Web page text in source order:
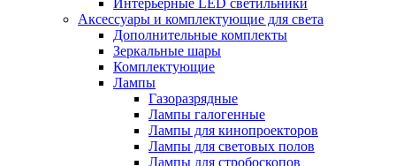
Интерьерные LED светильники
Аксессуары и комплектующие для света
Дополнительные комплекты
Зеркальные шары
Комплектующие
Лампы
Газоразрядные
Лампы галогенные
Лампы для кинопроекторов
Лампы для световых полов
Лампы для стробоскопов